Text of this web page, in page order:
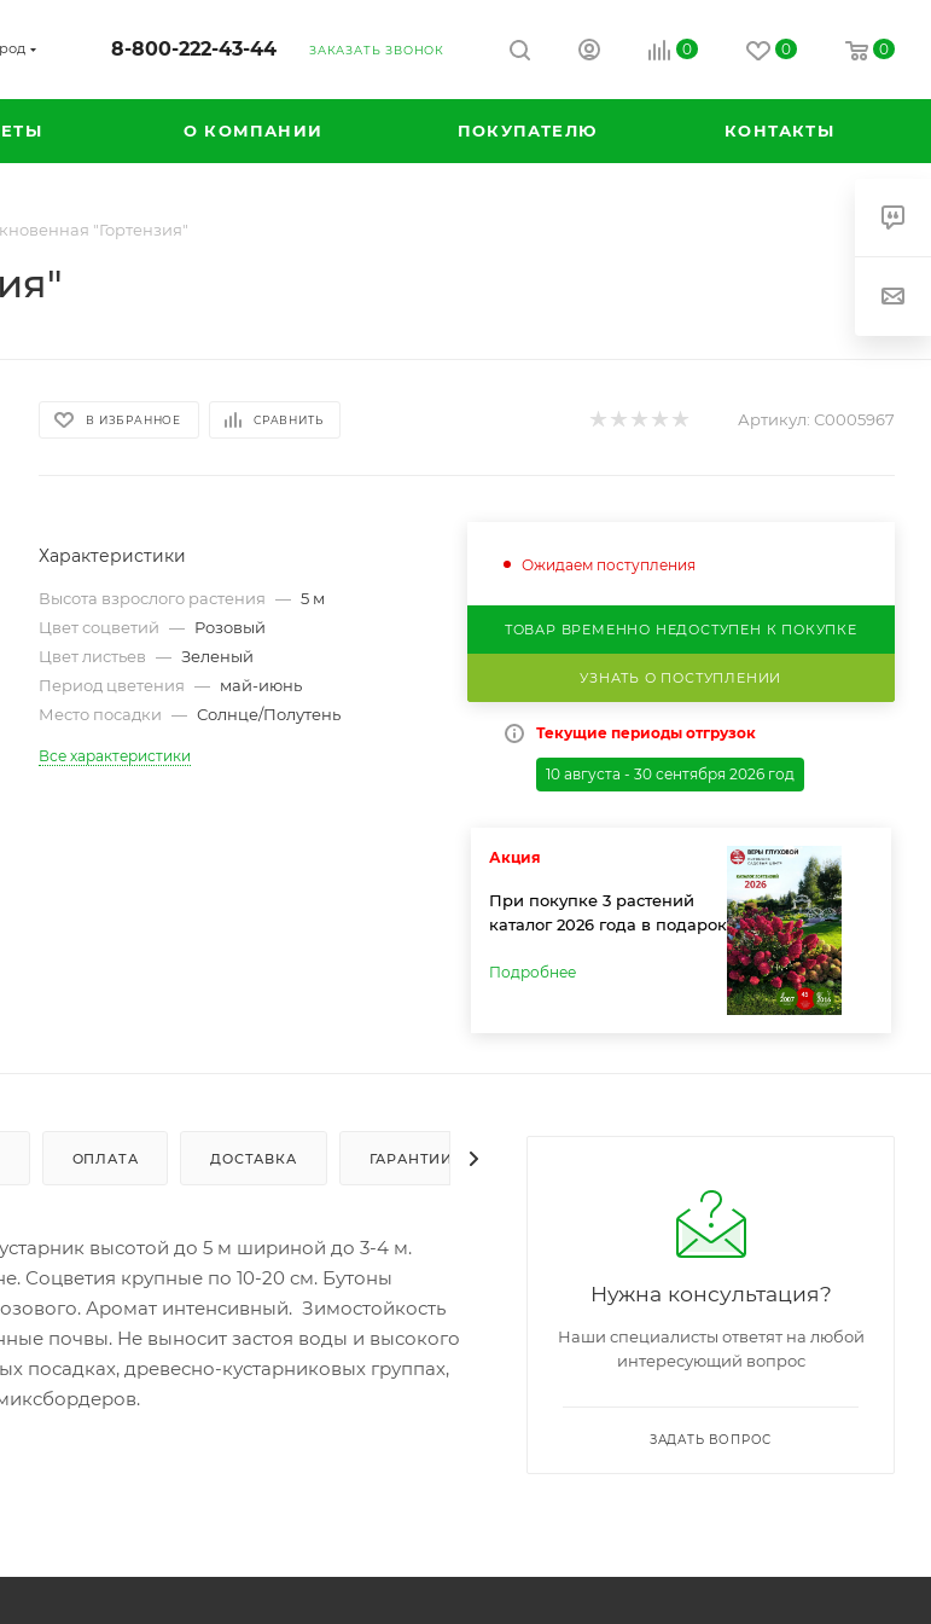
8-800-222-43-44 ЗАКАЗАТЬ ЗВОНОК 0 0 0
О КОМПАНИИ ПОКУПАТЕЛЮ КОНТАКТЫ
"Гортензия"
В ИЗБРАННОЕ СРАВНИТЬ Артикул: С0005967
Характеристики
Высота взрослого растения — 5 м
Цвет соцветий — Розовый
Цвет листьев — Зеленый
Период цветения — май-июнь
Место посадки — Солнце/Полутень
Все характеристики
Ожидаем поступления
ТОВАР ВРЕМЕННО НЕДОСТУПЕН К ПОКУПКЕ
УЗНАТЬ О ПОСТУПЛЕНИИ
Текущие периоды отгрузок
10 августа - 30 сентября 2026 год
Акция
При покупке 3 растений
каталог 2026 года в подарок
Подробнее
ОПЛАТА ДОСТАВКА ГАРАНТИИ
высотой до 5 м шириной до 3-4 м.
Соцветия крупные по 10-20 см. Бутоны
Аромат интенсивный. Зимостойкость
почвы. Не выносит застоя воды и высокого
посадках, древесно-кустарниковых группах,
Нужна консультация?
Наши специалисты ответят на любой
интересующий вопрос
ЗАДАТЬ ВОПРОС